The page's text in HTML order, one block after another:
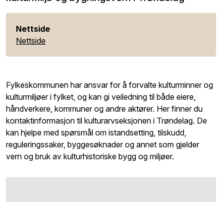
Nettside
Nettside
Fylkeskommunen har ansvar for å forvalte kulturminner og
kulturmiljøer i fylket, og kan gi veiledning til både eiere,
håndverkere, kommuner og andre aktører. Her finner du
kontaktinformasjon til kulturarvseksjonen i Trøndelag. De
kan hjelpe med spørsmål om istandsetting, tilskudd,
reguleringssaker, byggesøknader og annet som gjelder
vern og bruk av kulturhistoriske bygg og miljøer.